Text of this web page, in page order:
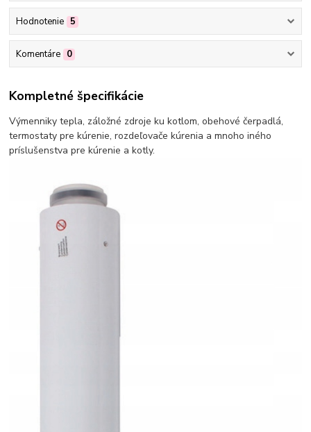
Hodnotenie 5
Komentáre 0
Kompletné špecifikácie
Výmenniky tepla, záložné zdroje ku kotlom, obehové čerpadlá,
termostaty pre kúrenie, rozdeľovače kúrenia a mnoho iného
príslušenstva pre kúrenie a kotly.